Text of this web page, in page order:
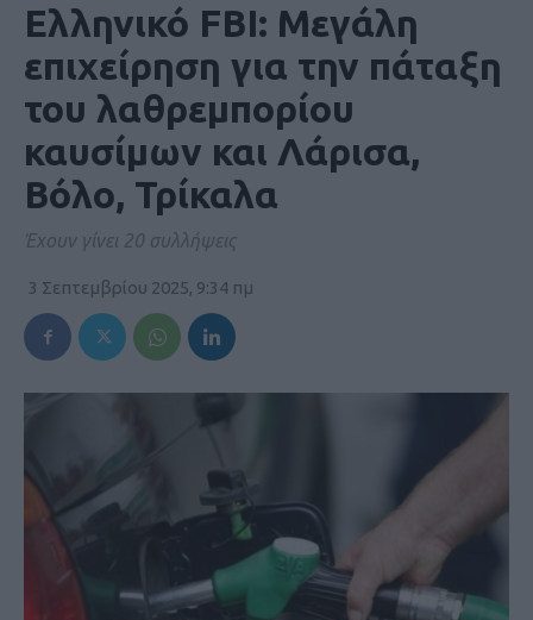
Ελληνικό FBI: Μεγάλη
επιχείρηση για την πάταξη
του λαθρεμπορίου
καυσίμων και Λάρισα,
Βόλο, Τρίκαλα
Έχουν γίνει 20 συλλήψεις
3 Σεπτεμβρίου 2025, 9:34 πμ